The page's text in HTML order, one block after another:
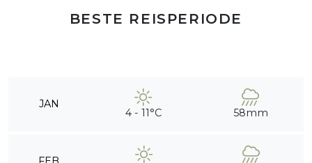
BESTE REISPERIODE
JAN
4 - 11°C 58mm